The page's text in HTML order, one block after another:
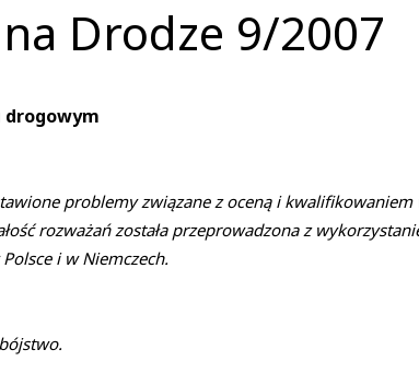
Drodze 9/2007
drogowym
problemy związane z oceną i
rozważań została przeprowadzona z
i w Niemczech.